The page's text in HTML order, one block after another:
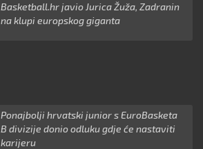
Basketball.hr javio Jurica Žuža, Zadranin
na klupi europskog giganta
Ponajbolji hrvatski junior s EuroBasketa
B divizije donio odluku gdje će nastaviti
karijeru